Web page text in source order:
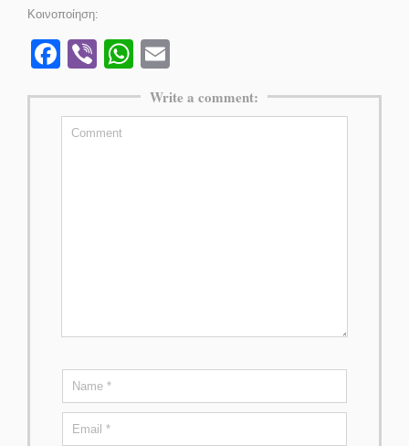
Κοινοποίηση:
Facebook
ViberWhatsApp
Write a comment: